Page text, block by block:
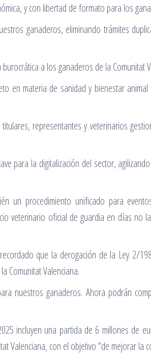
y con libertad de formato para los
ganaderos, eliminando trámites
a los ganaderos de la Comunitat
en materia de sanidad y bienestar
representantes y veterinarios
para la digitalización del sector,
un procedimiento unificado para
veterinario oficial de guardia en días
que la derogación de la Ley 2/
Comunitat Valenciana.
nuestros ganaderos. Ahora podrán
incluyen una partida de 6 millones de
Valenciana, con el objetivo “de mejorar la